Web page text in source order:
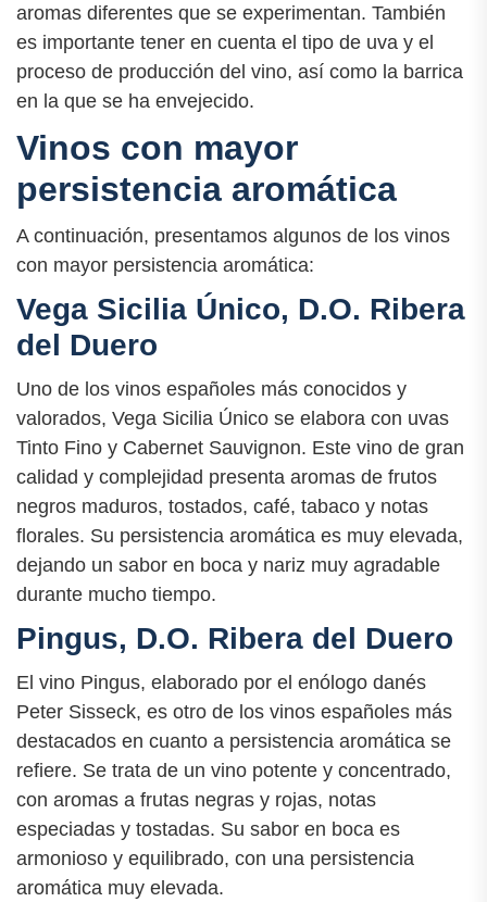
aromas diferentes que se experimentan. También
es importante tener en cuenta el tipo de uva y el
proceso de producción del vino, así como la barrica
en la que se ha envejecido.
Vinos con mayor
persistencia aromática
A continuación, presentamos algunos de los vinos
con mayor persistencia aromática:
Vega Sicilia Único, D.O. Ribera
del Duero
Uno de los vinos españoles más conocidos y
valorados, Vega Sicilia Único se elabora con uvas
Tinto Fino y Cabernet Sauvignon. Este vino de gran
calidad y complejidad presenta aromas de frutos
negros maduros, tostados, café, tabaco y notas
florales. Su persistencia aromática es muy elevada,
dejando un sabor en boca y nariz muy agradable
durante mucho tiempo.
Pingus, D.O. Ribera del Duero
El vino Pingus, elaborado por el enólogo danés
Peter Sisseck, es otro de los vinos españoles más
destacados en cuanto a persistencia aromática se
refiere. Se trata de un vino potente y concentrado,
con aromas a frutas negras y rojas, notas
especiadas y tostadas. Su sabor en boca es
armonioso y equilibrado, con una persistencia
aromática muy elevada.